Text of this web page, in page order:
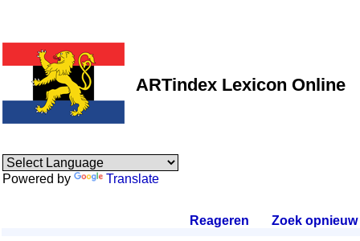
ARTindex Lexicon Online
Powered by Translate
Reageren Zoek opnieuw.